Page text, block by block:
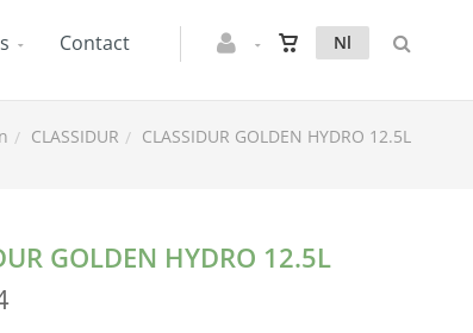
Nl
Contact
CLASSIDUR CLASSIDUR GOLDEN HYDRO 12.5L
GOLDEN HYDRO 12.5L